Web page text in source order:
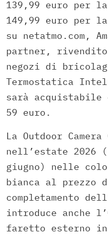
139,99 euro per
149,99 euro per
su netatmo.com,
partner,
negozi di
Termostatica
sarà acquistabile
59 euro.​
La Outdoor
nell’estate 2026
giugno) nelle
bianca al prezzo
completamento
introduce anche
faretto esterno